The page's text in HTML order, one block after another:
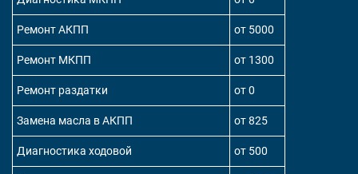
Ремонт АКПП от 5000
Ремонт МКПП от 1300
Ремонт раздатки от 0
Замена масла в АКПП от 825
Диагностика ходовой от 500